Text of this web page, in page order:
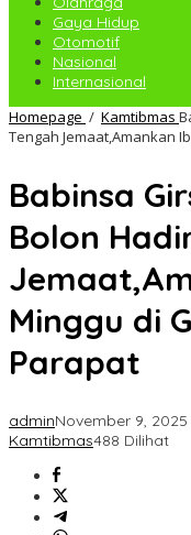
Gaya Hidup
Otomotif
Nasional
Internasional
Homepage / Kamtibmas
Tengah Jemaat,Amankan
Babinsa
Bolon
Minggu di
Parapat
adminNovember 9, 2025
Kamtibmas488 Dilihat